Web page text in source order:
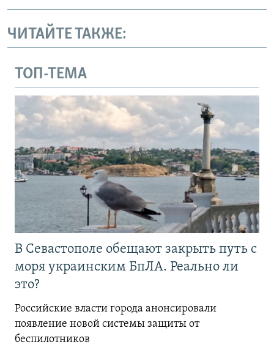
ЧИТАЙТЕ ТАКЖЕ:
ТОП-ТЕМА
В Севастополе обещают закрыть путь с
моря украинским БпЛА. Реально ли
это?
Российские власти города анонсировали
появление новой системы защиты от
беспилотников